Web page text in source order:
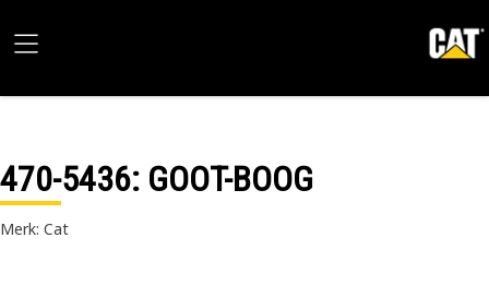
470-5436: GOOT-BOOG
Merk: Cat